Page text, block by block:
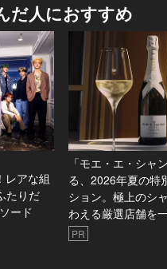
だ人におすすめ
レアな組
たりだ
ード
「モエ・エ・シャ
る、2026年夏の特
ション。極上のシ
わえる厳選店舗を
PR